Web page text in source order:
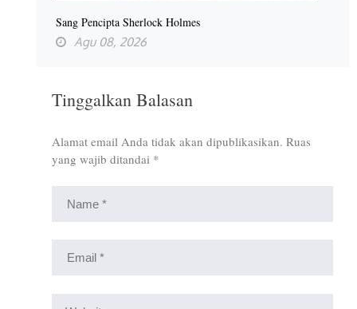
Sang Pencipta Sherlock Holmes
Agu 08, 2026
Tinggalkan Balasan
Alamat email Anda tidak akan dipublikasikan. Ruas
yang wajib ditandai *